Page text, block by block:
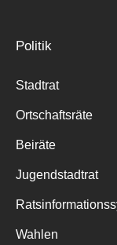
Politik
Stadtrat
Ortschaftsräte
Beiräte
Jugendstadtrat
Wahlen